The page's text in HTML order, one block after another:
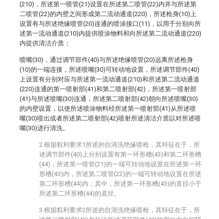
(210)，所述第一喷管(21)设置在所述第二喷管(22)内并与所述第
二喷管(22)的内壁之间形成第二流动通道(220)，所述枪身(10)上
设置有与所述绝缘喷管(20)连通的喷涂接口(11)，以用于分别向所
述第一流动通道(210)内提供喷涂物料和向所述第二流动通道(220)
内提供清洁介质；
喷嘴(30)，通过调节部件(40)与所述绝缘喷管(20)远离所述枪身
(10)的一端连接，所述喷嘴(30)可转动地设置，所述调节部件(40)
上设置有分别对应与所述第一流动通道(210)和所述第二流动通道
(220)连通的第一喷射部(41)和第二喷射部(42)，所述第一喷射部
(41)与所述喷嘴(30)连通，所述第二喷射部(42)朝向所述喷嘴(30)
的内壁设置，以使所述喷涂物料经所述第一喷射部(41)从所述喷
嘴(30)喷出或者所述第二喷射部(42)喷射所述清洁介质以对所述喷
嘴(30)进行清洗。
2.根据权利要求1所述的自清洗绝缘喷枪，其特征在于，所
述调节部件(40)上分别设置有第一环形槽(43)和第二环形槽
(44)，所述第一喷管(21)的一端可转动地设置在所述第一环
形槽(43)内，所述第二喷管(22)的一端可转动地设置在所述
第二环形槽(44)内；其中，所述第一环形槽(43)的直径小于
所述第二环形槽(44)的直径。
3.根据权利要求2所述的自清洗绝缘喷枪，其特征在于，所